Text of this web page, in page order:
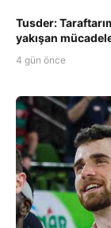
Tusder:
yakışan
4 gün önce